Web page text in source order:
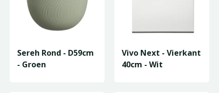
Sereh Rond - D59cm
- Groen
Vivo Next - Vierkant
40cm - Wit